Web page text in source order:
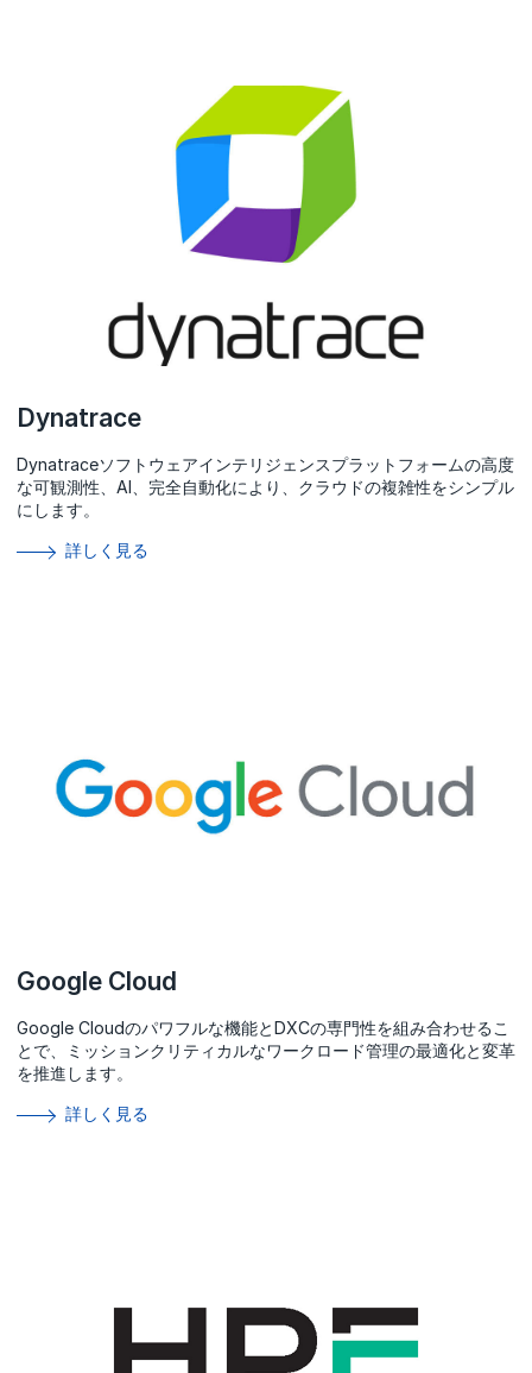
Dynatrace
Dynatraceソフトウェアインテリジェンスプラットフォームの高度
な可観測性、AI、完全自動化により、クラウドの複雑性をシンプル
にします。
詳しく見る
Google Cloud
Google Cloudのパワフルな機能とDXCの専門性を組み合わせるこ
とで、ミッションクリティカルなワークロード管理の最適化と変革
を推進します。
詳しく見る